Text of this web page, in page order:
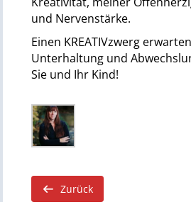
und Nervenstärke.
Einen KREATIVzwerg
Unterhaltung und
Sie und Ihr Kind!
Zurück